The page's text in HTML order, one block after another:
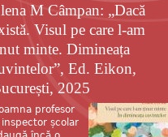
M Câmpan: „Dacă
Visul pe care l-am
minte. Dimineața
Ed. Eikon,
2025
profesor
inspector școlar